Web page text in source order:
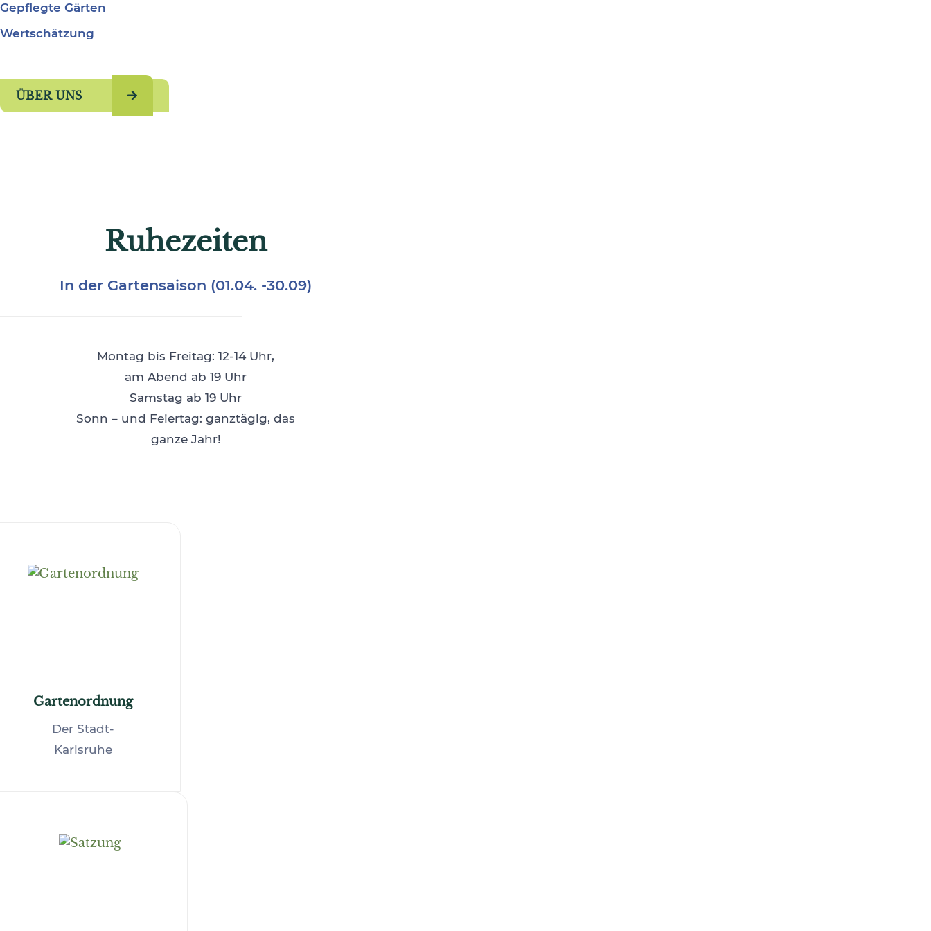
Gepflegte Gärten
Wertschätzung
ÜBER UNS
Ruhezeiten
In der Gartensaison (01.04. -30.09)
Montag bis Freitag: 12-14 Uhr,
am Abend ab 19 Uhr
Samstag ab 19 Uhr
Sonn – und Feiertag: ganztägig, das
ganze Jahr!
Gartenordnung
Der Stadt-
Karlsruhe